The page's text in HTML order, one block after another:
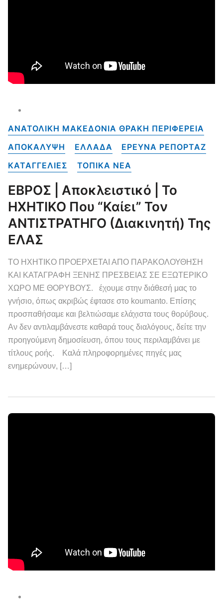
ΑΝΑΤΟΛΙΚΗ ΜΑΚΕΔΟΝΙΑ ΘΡΑΚΗ ΠΕΡΙΦΕΡΕΙΑ
ΑΠΟΚΑΛΥΨΗ
ΕΛΛΑΔΑ
ΕΡΕΥΝΑ ΡΕΠΟΡΤΑΖ
ΚΑΤΑΓΓΕΛΙΕΣ
ΤΟΠΙΚΑ NEA
ΕΒΡΟΣ | Αποκλειστικό | Το
ΗΧΗΤΙΚΟ Που “καίει” Τον
ΑΝΤΙΣΤΡΑΤΗΓΟ (Διακινητή) Της
ΕΛΑΣ
ΤΟ ΗΧΗΤΙΚΟ ΠΡΟΕΡΧΕΤΑΙ ΑΠΟ ΠΑΡΑΚΟΛΟΥΘΗΣΗ
ΚΑΙ ΚΑΤΑΓΡΑΦΗ ΞΕΝΗΣ ΠΡΕΣΒΕΙΑΣ ΣΕ ΕΞΩΤΕΡΙΚΟ
ΧΩΡΟ ΜΕ ΘΟΡΥΒΟΥΣ. έχουμε στην διάθεσή μας το
γνήσιο, όπως ακριβώς έφτασε στο koumanto. Επίσης
προσπαθήσαμε και βελτιώσαμε ελάχιστα τους θορύβους.
Αν δεν αντιλαμβάνεστε καθαρά τους διαλόγους, δείτε την
προηγούμενη δημοσίευση, όπου τους περιλαμβάνει με
τίτλους ροής. Καλά πληροφορημένες πηγές μας
ενημερώνουν, […]